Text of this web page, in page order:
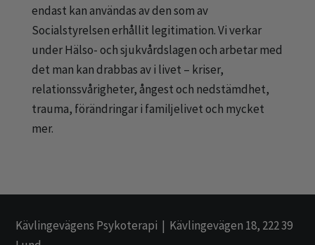
endast kan användas av den som av
Socialstyrelsen erhållit legitimation. Vi verkar
under Hälso- och sjukvårdslagen och arbetar med
det man kan drabbas av i livet – kriser,
relationssvårigheter, ångest och nedstämdhet,
trauma, förändringar i familjelivet och mycket
mer.
Kävlingevägens Psykoterapi | Kävlingevägen 18, 222 39